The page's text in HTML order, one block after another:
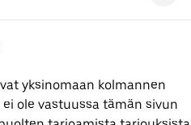
yksinomaan kolmannen
ole vastuussa tämän sivun